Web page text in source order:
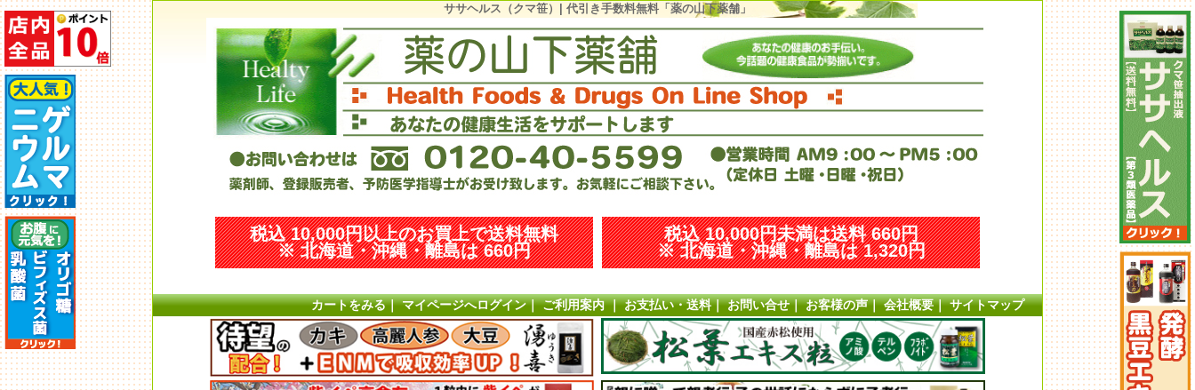
ササヘルス（クマ笹）| 代引き手数料無料「薬の山下薬舗」
税込 10,000円以上のお買上で送料無料
※ 北海道・沖縄・離島は 660円
税込 10,000円未満は送料 660円
※ 北海道・沖縄・離島は 1,320円
カートをみる｜マイページへログイン｜ご利用案内｜お支払い・送料｜お問い合せ｜お客様の声｜会社概要｜サイトマップ